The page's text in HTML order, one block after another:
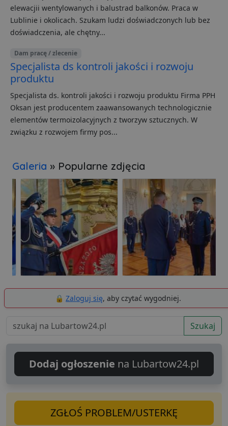
elewacjii wentylowanych i balustrad balkonów. Praca w
Lublinie i okolicach. Szukam ludzi doświadczonych lub bez
doświadczenia, ale chętny...
Dam pracę / zlecenie
Specjalista ds kontroli jakości i rozwoju
produktu
Specjalista ds. kontroli jakości i rozwoju produktu Firma PPH
Oksan jest producentem zaawansowanych technologicznie
elementów termoizolacyjnych z tworzyw sztucznych. W
związku z rozwojem firmy pos...
Galeria » Popularne zdjęcia
🔒 Zaloguj się, aby czytać wygodniej.
Szukaj
Dodaj ogłoszenie na Lubartow24.pl
ZGŁOŚ PROBLEM/USTERKĘ
g
do